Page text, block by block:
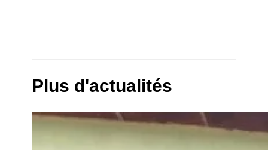
Plus d'actualités